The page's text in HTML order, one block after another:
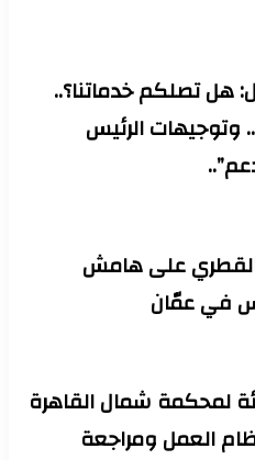
هل تصلكم خدماتنا؟..
وتوجيهات الرئيس
القطري على هامش
في عمّان
لمحكمة شمال القاهرة
العمل ومراجعة